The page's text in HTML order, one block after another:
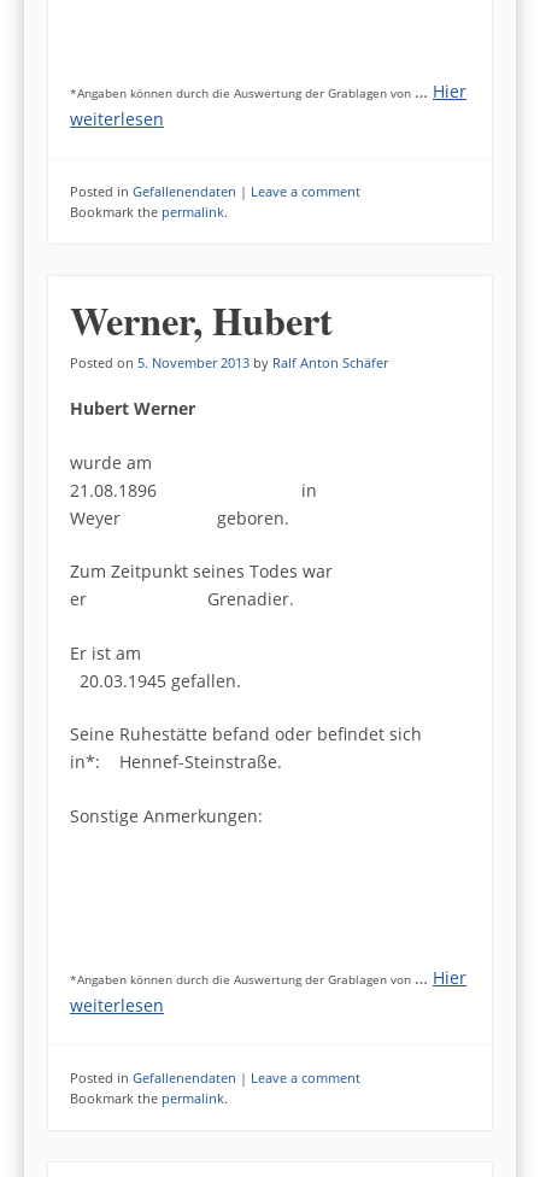
*Angaben können durch die Auswertung der Grablagen von … Hier
weiterlesen
Posted in Gefallenendaten | Leave a comment
Bookmark the permalink.
Werner, Hubert
Posted on 5. November 2013 by Ralf Anton Schäfer
Hubert Werner
wurde am
21.08.1896 in
Weyer geboren.
Zum Zeitpunkt seines Todes war
er Grenadier.
Er ist am
20.03.1945 gefallen.
Seine Ruhestätte befand oder befindet sich
in*: Hennef-Steinstraße.
Sonstige Anmerkungen:
*Angaben können durch die Auswertung der Grablagen von … Hier
weiterlesen
Posted in Gefallenendaten | Leave a comment
Bookmark the permalink.